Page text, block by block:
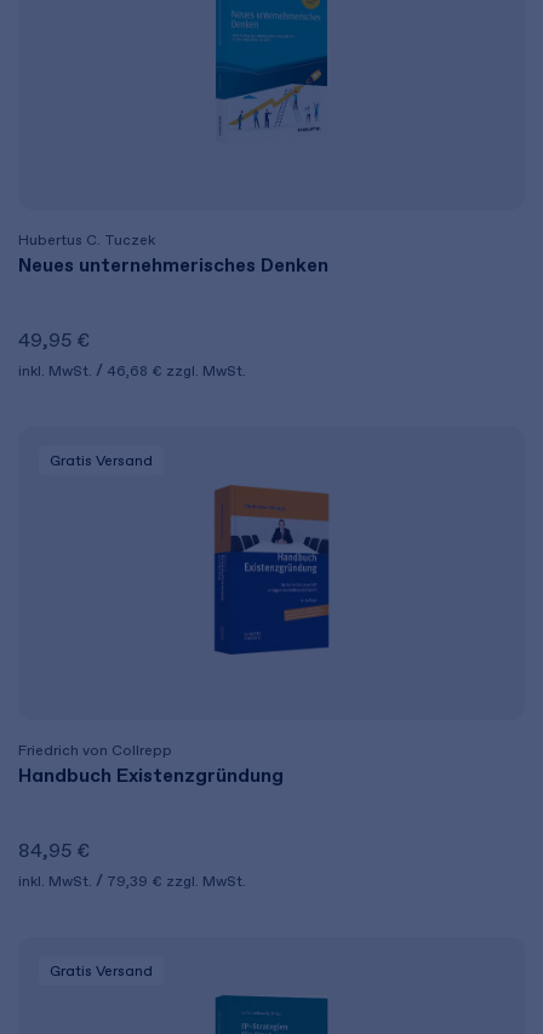
Hubertus C. Tuczek
Neues unternehmerisches Denken
49,95 €
inkl. MwSt. 46,68 € zzgl. MwSt.
Gratis Versand
Friedrich von Collrepp
Handbuch Existenzgründung
84,95 €
inkl. MwSt. 79,39 € zzgl. MwSt.
Gratis Versand